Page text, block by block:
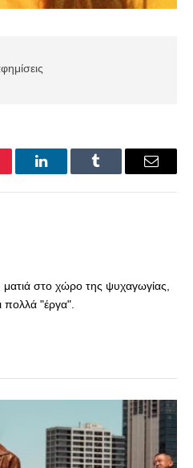
LinkedInTumblr Email
ματιά στο χώρο της ψυχαγωγίας,
πολλά "έργα".